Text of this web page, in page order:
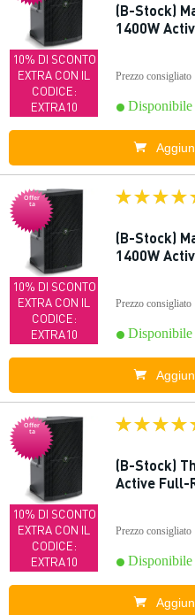
10% DI SCONTO
EXTRA CON IL
CODICE:
EXTRA10
(B-Stock)
1400W
Prezzo consigliato
Disponibile
Offer
ta
10% DI SCONTO
EXTRA CON IL
CODICE:
EXTRA10
(B-Stock)
1400W
Prezzo consigliato
Disponibile
Offer
ta
10% DI SCONTO
EXTRA CON IL
CODICE:
EXTRA10
(B-Stock)
Active Full-
Prezzo consigliato
Disponibile